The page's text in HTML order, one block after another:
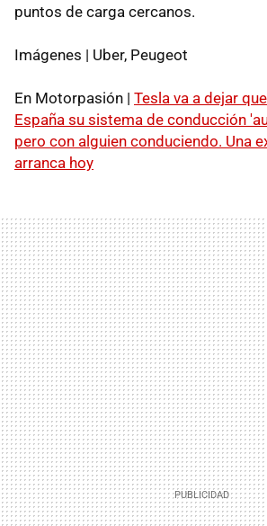
puntos de carga cercanos.
Imágenes | Uber, Peugeot
En Motorpasión | Tesla va a dejar
España su sistema de conducción
pero con alguien conduciendo. Una
arranca hoy